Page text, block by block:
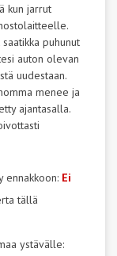
kun jarrut
puhunut
auton olevan
uudestaan.
menee ja
ajantasalla.
ennakkoon: Ei
tällä
ystävälle: